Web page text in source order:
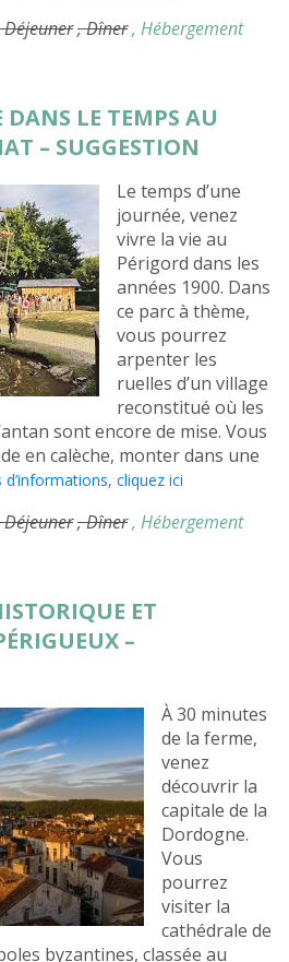
Déjeuner, Dîner, Hébergement
DANS LE TEMPS AU
– SUGGESTION
Le temps d’une
journée, venez
vivre la vie au
Périgord dans les
années 1900. Dans
ce parc à thème,
vous pourrez
arpenter les
ruelles d’un village
reconstitué où les
sont encore de mise. Vous
en calèche, monter dans une
d’informations, cliquez ici
Déjeuner, Dîner, Hébergement
ET
–
À 30 minutes
de la ferme,
venez
découvrir la
capitale de la
Dordogne.
Vous
pourrez
visiter la
cathédrale de
byzantines, classée au